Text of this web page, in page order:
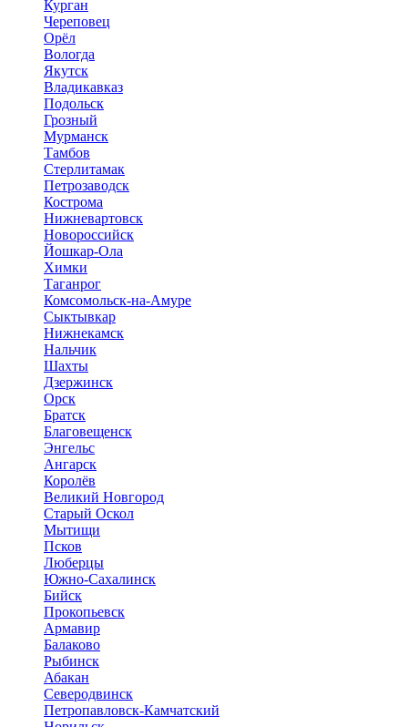
Курган
Череповец
Орёл
Вологда
Якутск
Владикавказ
Подольск
Грозный
Мурманск
Тамбов
Стерлитамак
Петрозаводск
Кострома
Нижневартовск
Новороссийск
Йошкар-Ола
Химки
Таганрог
Комсомольск-на-Амуре
Сыктывкар
Нижнекамск
Нальчик
Шахты
Дзержинск
Орск
Братск
Благовещенск
Энгельс
Ангарск
Королёв
Великий Новгород
Старый Оскол
Мытищи
Псков
Люберцы
Южно-Сахалинск
Бийск
Прокопьевск
Армавир
Балаково
Рыбинск
Абакан
Северодвинск
Петропавловск-Камчатский